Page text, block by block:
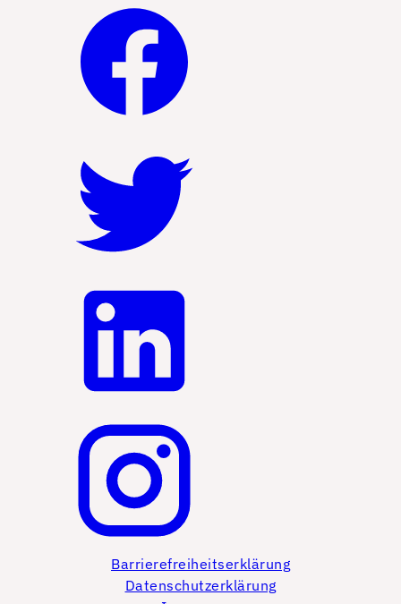
Barrierefreiheitserklärung
Datenschutzerklärung